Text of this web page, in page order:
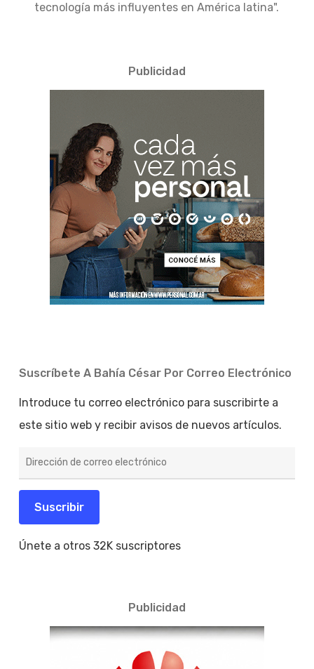
tecnología más influyentes en América latina".
Publicidad
Suscríbete A Bahía César Por Correo Electrónico
Introduce tu correo electrónico para suscribirte a
este sitio web y recibir avisos de nuevos artículos.
de
electrónico
Suscribir
Únete a otros 32K suscriptores
Publicidad